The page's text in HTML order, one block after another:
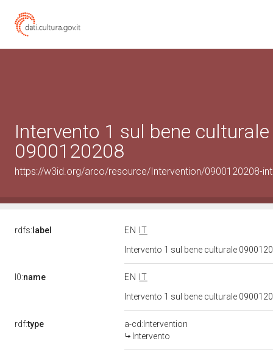
Intervento 1 sul bene culturale
0900120208
https://w3id.org/arco/resource/Intervention/0900120208-
rdfs: label EN
IT
Intervento 1 sul bene culturale
l0:name EN
IT
Intervento 1 sul bene culturale
rdf:type
a-cd:Intervention
Intervento